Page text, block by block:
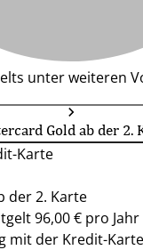
unter weiteren
Gold ab der 2.
Karte
der 2. Karte
96,00 € pro Jahr
mit der Kredit-